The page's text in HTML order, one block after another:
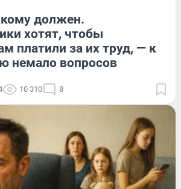
должен.
хотят, чтобы
платили за их труд, — к
немало вопросов
10 310 8